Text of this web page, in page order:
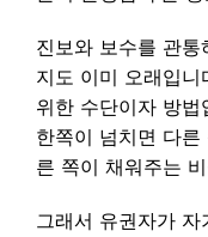
진보와 보수를 관
지도 이미 오래입
위한 수단이자 방
한쪽이 넘치면 다
른 쪽이 채워주는
그래서 유권자가